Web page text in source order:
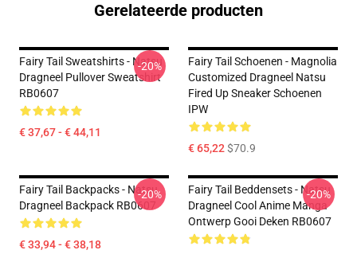
Gerelateerde producten
Fairy Tail Sweatshirts - Natsu
Dragneel Pullover Sweatshirt
RB0607
€ 37,67 - € 44,11
-20%
Fairy Tail Schoenen - Magnolia
Customized Dragneel Natsu
Fired Up Sneaker Schoenen
IPW
€ 65,22$70.9
Fairy Tail Backpacks - Natsu
Dragneel Backpack RB0607
€ 33,94 - € 38,18
-20%
Fairy Tail Beddensets - Natsu
Dragneel Cool Anime Manga
Ontwerp Gooi Deken RB0607
-20%